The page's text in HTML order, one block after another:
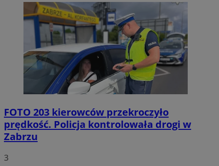
FOTO 203 kierowców przekroczyło
prędkość. Policja kontrolowała drogi w
Zabrzu
3